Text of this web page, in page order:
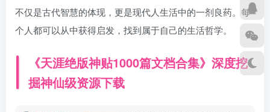
不仅是古代智慧的体现，更是现代人生活中的一剂良药。每
个人都可以从中获得启发，找到属于自己的生活哲学。
《天涯绝版神贴1000篇文档合集》深度挖
掘神仙级资源下载